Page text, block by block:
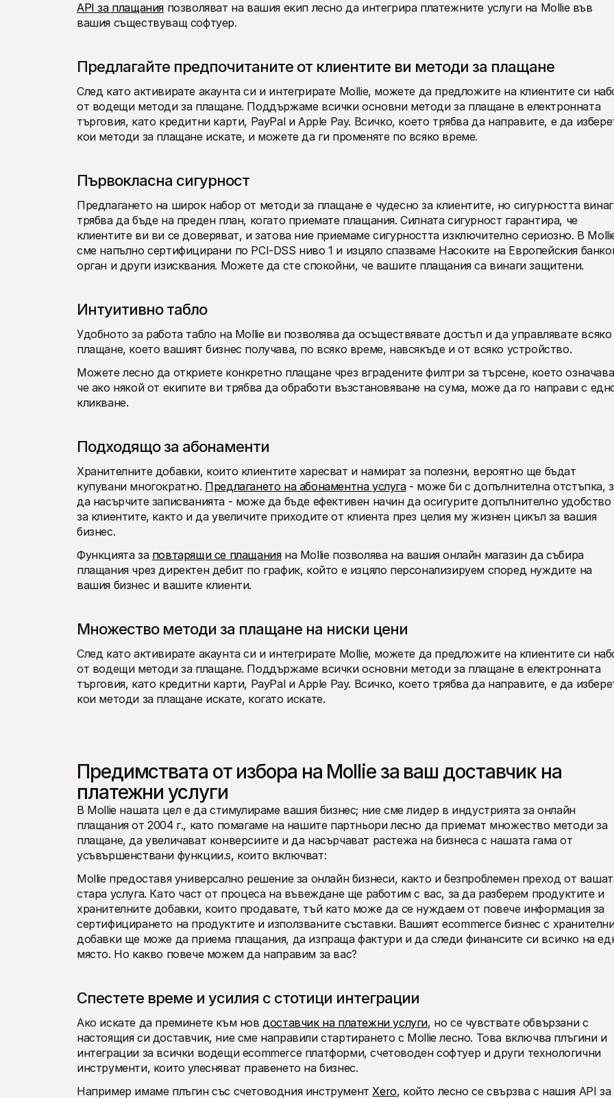
API за плащания позволяват на вашия екип лесно да интегрира платежните услуги на Mollie във
вашия съществуващ софтуер.
Предлагайте предпочитаните от клиентите ви методи за плащане
След като активирате акаунта си и интегрирате Mollie, можете да предложите на клиентите си
от водещи методи за плащане. Поддържаме всички основни методи за плащане в електронната
търговия, като кредитни карти, PayPal и Apple Pay. Всичко, което трябва да направите, е да
кои методи за плащане искате, и можете да ги променяте по всяко време.
Първокласна сигурност
Предлагането на широк набор от методи за плащане е чудесно за клиентите, но сигурността
трябва да бъде на преден план, когато приемате плащания. Силната сигурност гарантира, че
клиентите ви ви се доверяват, и затова ние приемаме сигурността изключително сериозно. В
сме напълно сертифицирани по PCI-DSS ниво 1 и изцяло спазваме Насоките на Европейския
орган и други изисквания. Можете да сте спокойни, че вашите плащания са винаги защитени.
Интуитивно табло
Удобното за работа табло на Mollie ви позволява да осъществявате достъп и да управлявате всяко
плащане, което вашият бизнес получава, по всяко време, навсякъде и от всяко устройство.
Можете лесно да откриете конкретно плащане чрез вградените филтри за търсене, което
че ако някой от екипите ви трябва да обработи възстановяване на сума, може да го направи с
кликване.
Подходящо за абонаменти
Хранителните добавки, които клиентите харесват и намират за полезни, вероятно ще бъдат
купувани многократно. Предлагането на абонаментна услуга - може би с допълнителна отстъпка,
да насърчите записванията - може да бъде ефективен начин да осигурите допълнително удобство
за клиентите, както и да увеличите приходите от клиента през целия му жизнен цикъл за вашия
бизнес.
Функцията за повтарящи се плащания на Mollie позволява на вашия онлайн магазин да събира
плащания чрез директен дебит по график, който е изцяло персонализируем според нуждите на
вашия бизнес и вашите клиенти.
Множество методи за плащане на ниски цени
След като активирате акаунта си и интегрирате Mollie, можете да предложите на клиентите си
от водещи методи за плащане. Поддържаме всички основни методи за плащане в електронната
търговия, като кредитни карти, PayPal и Apple Pay. Всичко, което трябва да направите, е да
кои методи за плащане искате, когато искате.
Предимствата от избора на Mollie за ваш доставчик на
платежни услуги
В Mollie нашата цел е да стимулираме вашия бизнес; ние сме лидер в индустрията за онлайн
плащания от 2004 г., като помагаме на нашите партньори лесно да приемат множество методи за
плащане, да увеличават конверсиите и да насърчават растежа на бизнеса с нашата гама от
усъвършенствани функции.s, които включват:
Mollie предоставя универсално решение за онлайн бизнеси, както и безпроблемен преход от
стара услуга. Като част от процеса на въвеждане ще работим с вас, за да разберем продуктите и
хранителните добавки, които продавате, тъй като може да се нуждаем от повече информация за
сертифицирането на продуктите и използваните съставки. Вашият ecommerce бизнес с
добавки ще може да приема плащания, да изпраща фактури и да следи финансите си всичко на
място. Но какво повече можем да направим за вас?
Спестете време и усилия с стотици интеграции
Ако искате да преминете към нов доставчик на платежни услуги, но се чувствате обвързани с
настоящия си доставчик, ние сме направили стартирането с Mollie лесно. Това включва плъгини и
интеграции за всички водещи ecommerce платформи, счетоводен софтуер и други технологични
инструменти, които улесняват правенето на бизнес.
Например имаме плъгин със счетоводния инструмент Xero, който лесно се свързва с нашия API за